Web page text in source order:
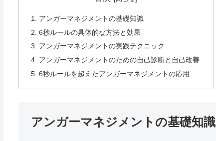
アンガーマネジメントの基礎知識
6秒ルールの具体的な方法と効果
アンガーマネジメントの実践テクニック
アンガーマネジメントのための自己診断と自己改善
6秒ルールを超えたアンガーマネジメントの応用
アンガーマネジメントの基礎知識